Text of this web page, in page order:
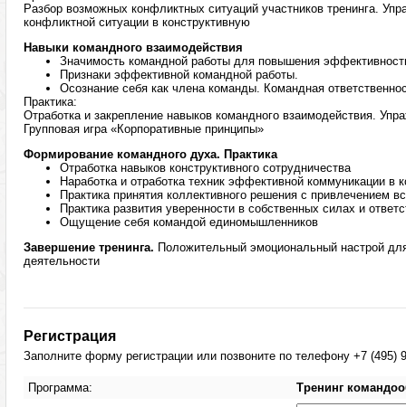
Разбор возможных конфликтных ситуаций участников тренинга.
конфликтной ситуации в конструктивную
Навыки командного взаимодействия
Значимость командной работы для повышения
Признаки эффективной командной работы.
Осознание себя как члена команды. Командная
Практика:
Отработка и закрепление навыков командного взаимодействия.
Групповая игра «Корпоративные принципы»
Формирование командного духа. Практика
Отработка навыков конструктивного сотрудничества
Наработка и отработка техник эффективной коммуникации в
Практика принятия коллективного решения с привлечением
Практика развития уверенности в собственных силах и
Ощущение себя командой единомышленников
Завершение тренинга. Положительный эмоциональный настрой
деятельности
Регистрация
Заполните форму регистрации или позвоните по телефону +7 (495)